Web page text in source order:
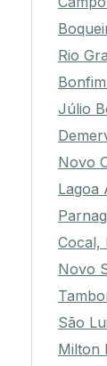
Rio
Júlio
Novo
Lagoa
Cocal,
Novo
São
Milton